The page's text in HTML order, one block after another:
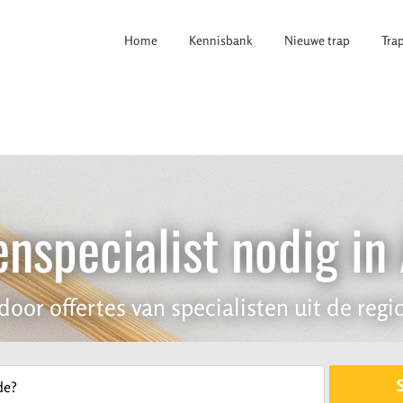
Home Kennisbank Nieuwe trap
nodig
offertes van specialisten uit de